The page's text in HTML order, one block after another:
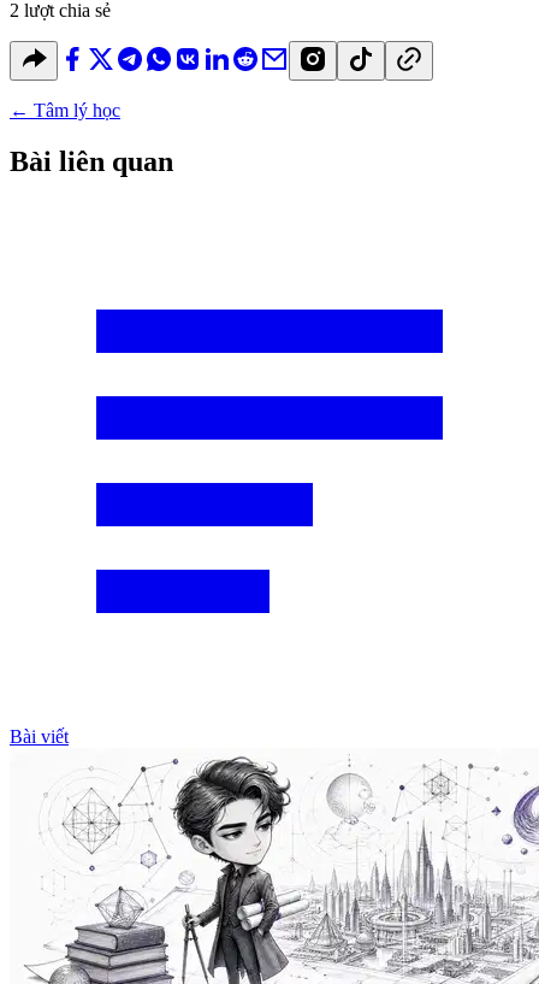
2 lượt chia sẻ
← Tâm lý học
Bài liên quan
Bài viết